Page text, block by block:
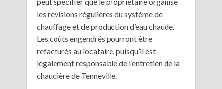
les révisions régulières du système de
chauffage et de production d’eau chaude.
Les coûts engendrés pourront être
refacturés au locataire, puisqu’il est
légalement responsable de l’entretien de la
chaudière de Tenneville.